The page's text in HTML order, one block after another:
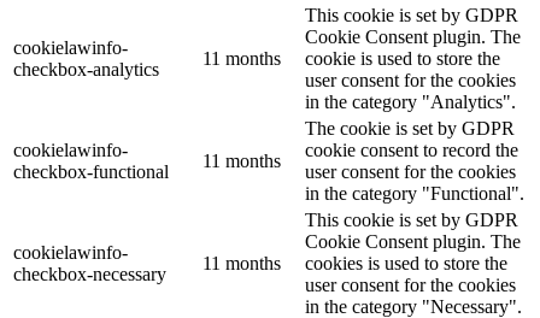
cookielawinfo-
checkbox-analytics
11 months
This cookie is set by GDPR
Cookie Consent plugin. The
cookie is used to store the
user consent for the cookies
in the category "Analytics".
cookielawinfo-
checkbox-functional
11 months
The cookie is set by GDPR
cookie consent to record the
user consent for the cookies
in the category "Functional".
cookielawinfo-
checkbox-necessary
11 months
This cookie is set by GDPR
Cookie Consent plugin. The
cookies is used to store the
user consent for the cookies
in the category "Necessary".